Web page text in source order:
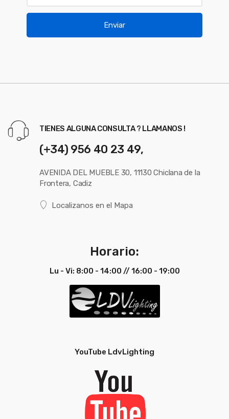
Enviar
TIENES ALGUNA CONSULTA ? LLAMANOS !
(+34) 956 40 23 49,
AVENIDA DEL MUEBLE 30, 11130 Chiclana de la
Frontera, Cadiz
Localizanos en el Mapa
Horario:
Lu - Vi: 8:00 - 14:00 // 16:00 - 19:00
YouTube LdvLighting